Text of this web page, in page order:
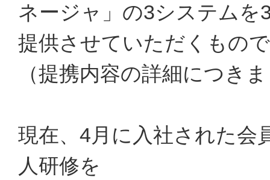
ネージャ」の3システムを
提供させていただくもの
（提携内容の詳細につき
現在、4月に入社された会
人研修を